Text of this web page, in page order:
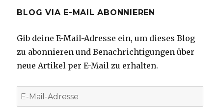
BLOG VIA E-MAIL ABONNIEREN
Gib deine E-Mail-Adresse ein, um dieses Blog
zu abonnieren und Benachrichtigungen über
neue Artikel per E-Mail zu erhalten.
E-
Mail-